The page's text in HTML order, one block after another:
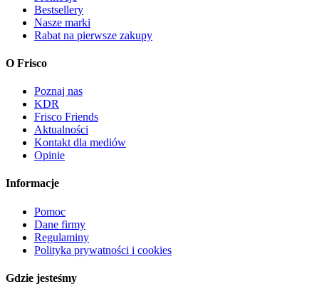
Bestsellery
Nasze marki
Rabat na pierwsze zakupy
O Frisco
Poznaj nas
KDR
Frisco Friends
Aktualności
Kontakt dla mediów
Opinie
Informacje
Pomoc
Dane firmy
Regulaminy
Polityka prywatności i cookies
Gdzie jesteśmy